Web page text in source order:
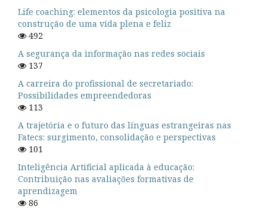
Life coaching: elementos da psicologia positiva na
construção de uma vida plena e feliz
492
A segurança da informação nas redes sociais
137
A carreira do profissional de secretariado:
Possibilidades empreendedoras
113
A trajetória e o futuro das línguas estrangeiras nas
Fatecs: surgimento, consolidação e perspectivas
101
Inteligência Artificial aplicada à educação:
Contribuição nas avaliações formativas de
aprendizagem
86